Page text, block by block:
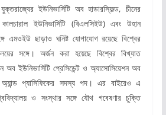
ইউনিভার্সিটি অব হাডারস্ফিল্ড, চীনের
ইউনিভার্সিটি (বিএলসিইউ) এবং উহান
এমওইউ ছাড়াও ঘনিষ্ট যোগাযোগ রয়েছে বিশ্বের
সঙ্গে। অর্জন করা হয়েছে বিশ্বের বিখ্যাত
অব ইউনিভার্সিটি প্রেসিডেন্ট ও অ্যাসোসিয়েশন অব
অ্যান্ড প্যাসিফিকের সদস্য পদ। এর বাইরেও এ
ও সংস্থার সঙ্গে যৌথ গবেষণার চুক্তি